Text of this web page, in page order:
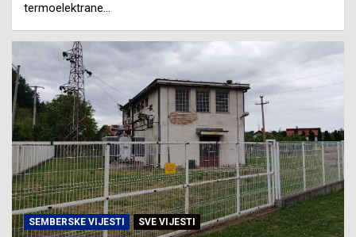
termoelektrane…
SEMBERSKE VIJESTI SVE VIJESTI